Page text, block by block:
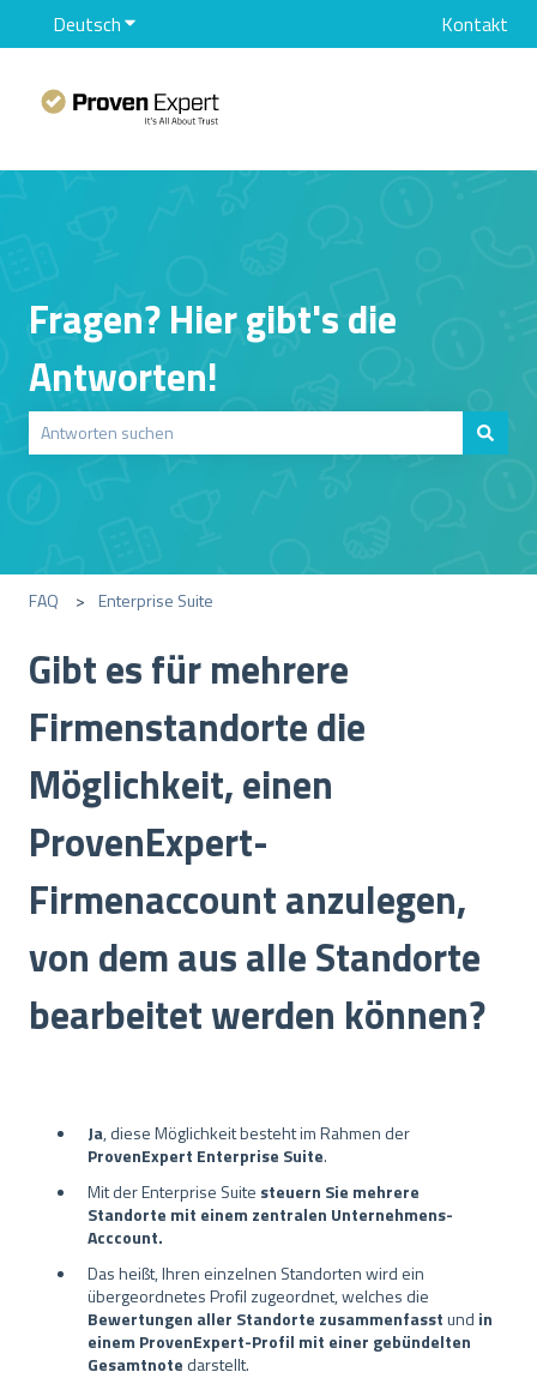
DeutschUntermenü für Übersetzungen anzeigenKontakt
Fragen? Hier gibt's die
Antworten!
FAQ Enterprise Suite
Gibt es für mehrere
Firmenstandorte die
Möglichkeit, einen
ProvenExpert-
Firmenaccount anzulegen,
von dem aus alle Standorte
bearbeitet werden können?
Ja, diese Möglichkeit besteht im Rahmen der
ProvenExpert Enterprise Suite.
Mit der Enterprise Suite steuern Sie mehrere
Standorte mit einem zentralen Unternehmens-
Acccount.
Das heißt, Ihren einzelnen Standorten wird ein
übergeordnetes Profil zugeordnet, welches die
Bewertungen aller Standorte zusammenfasstund in
einem ProvenExpert-Profil mit einer gebündelten
Gesamtnote darstellt.